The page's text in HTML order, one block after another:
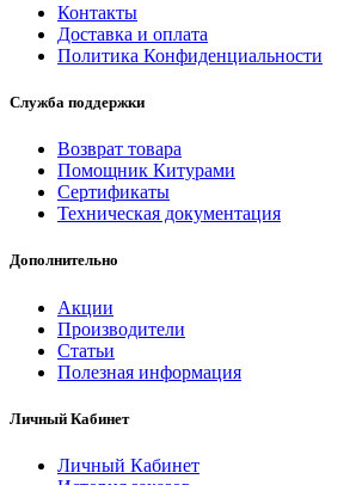
Контакты
Доставка и оплата
Политика Конфиденциальности
Служба поддержки
Возврат товара
Помощник Китурами
Сертификаты
Техническая документация
Дополнительно
Акции
Производители
Статьи
Полезная информация
Личный Кабинет
Личный Кабинет